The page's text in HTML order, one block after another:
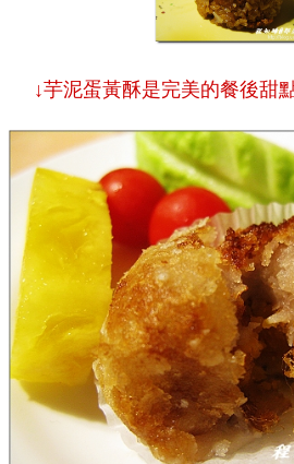
↓芋泥蛋黃酥是完美的餐後甜